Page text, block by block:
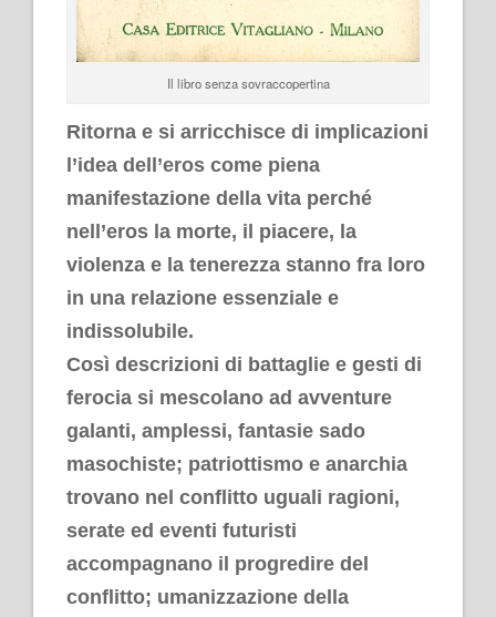
Il libro senza sovraccopertina
Ritorna e si arricchisce di implicazioni
l’idea dell’eros come piena
manifestazione della vita perché
nell’eros la morte, il piacere, la
violenza e la tenerezza stanno fra loro
in una relazione essenziale e
indissolubile.
Così descrizioni di battaglie e gesti di
ferocia si mescolano ad avventure
galanti, amplessi, fantasie sado
masochiste; patriottismo e anarchia
trovano nel conflitto uguali ragioni,
serate ed eventi futuristi
accompagnano il progredire del
conflitto; umanizzazione della